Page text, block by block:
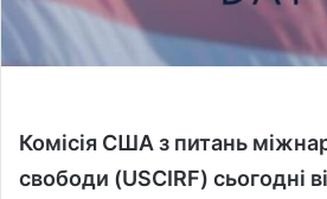
Комісія США з питань
свободи (USCIRF) сьогодні